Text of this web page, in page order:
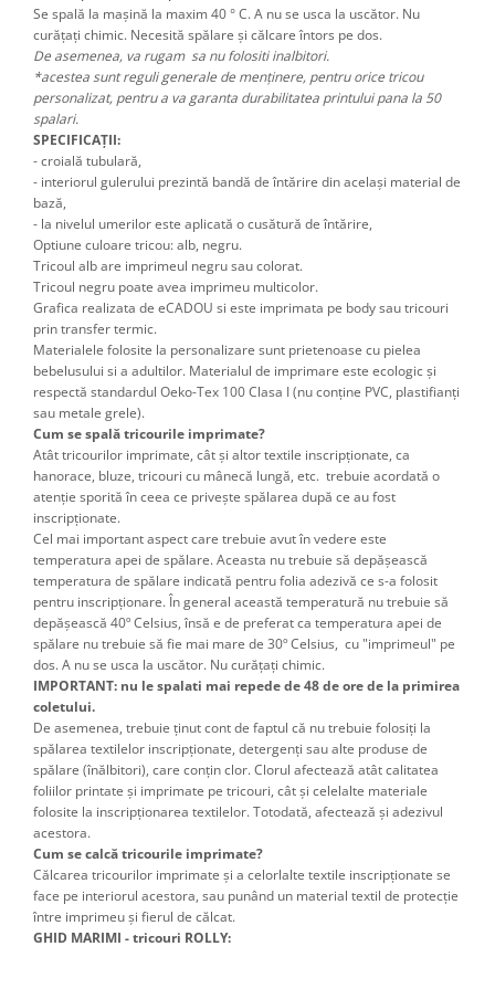
Se spală la mașină la maxim 40 ° C. A nu se usca la uscător. Nu
curățați chimic. Necesită spălare și călcare întors pe dos.
De asemenea, va rugam sa nu folositi inalbitori.
*acestea sunt reguli generale de menținere, pentru orice tricou
personalizat, pentru a va garanta durabilitatea printului pana la 50
spalari.
SPECIFICAȚII:
- croială tubulară,
- interiorul gulerului prezintă bandă de întărire din același material de
bază,
- la nivelul umerilor este aplicată o cusătură de întărire,
Optiune culoare tricou: alb, negru.
Tricoul alb are imprimeul negru sau colorat.
Tricoul negru poate avea imprimeu multicolor.
Grafica realizata de eCADOU si este imprimata pe body sau tricouri
prin transfer termic.
Materialele folosite la personalizare sunt prietenoase cu pielea
bebelusului si a adultilor. Materialul de imprimare este ecologic și
respectă standardul Oeko-Tex 100 Clasa I (nu conține PVC, plastifianți
sau metale grele).
Cum se spală tricourile imprimate?
Atât tricourilor imprimate, cât şi altor textile inscripţionate, ca
hanorace, bluze, tricouri cu mânecă lungă, etc. trebuie acordată o
atenţie sporită în ceea ce priveşte spălarea după ce au fost
inscripţionate.
Cel mai important aspect care trebuie avut în vedere este
temperatura apei de spălare. Aceasta nu trebuie să depăşească
temperatura de spălare indicată pentru folia adezivă ce s-a folosit
pentru inscripţionare. În general această temperatură nu trebuie să
depăşească 40º Celsius, însă e de preferat ca temperatura apei de
spălare nu trebuie să fie mai mare de 30º Celsius, cu "imprimeul" pe
dos. A nu se usca la uscător. Nu curățați chimic.
IMPORTANT: nu le spalati mai repede de 48 de ore de la primirea
coletului.
De asemenea, trebuie ţinut cont de faptul că nu trebuie folosiţi la
spălarea textilelor inscripţionate, detergenţi sau alte produse de
spălare (înălbitori), care conţin clor. Clorul afectează atât calitatea
foliilor printate şi imprimate pe tricouri, cât şi celelalte materiale
folosite la inscripţionarea textilelor. Totodată, afectează şi adezivul
acestora.
Cum se calcă tricourile imprimate?
Călcarea tricourilor imprimate şi a celorlalte textile inscripţionate se
face pe interiorul acestora, sau punând un material textil de protecţie
între imprimeu şi fierul de călcat.
GHID MARIMI - tricouri ROLLY: